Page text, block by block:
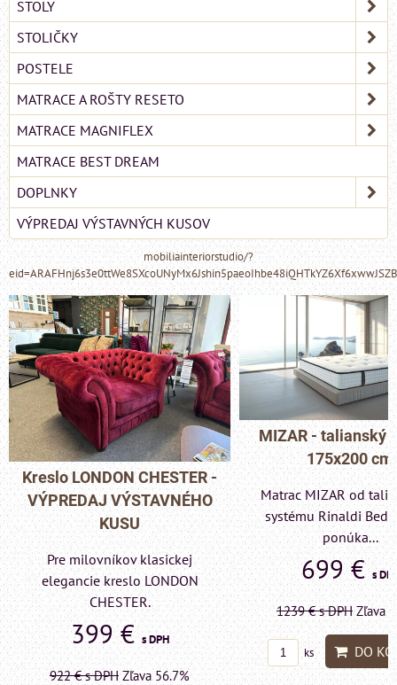
STOLY
STOLIČKY
POSTELE
MATRACE A ROŠTY RESETO
MATRACE MAGNIFLEX
MATRACE BEST DREAM
DOPLNKY
VÝPREDAJ VÝSTAVNÝCH KUSOV
mobiliainteriorstudio/?
MIZAR - talianský matrac
175x200 cm
Matrac MIZAR od talianskeho
systému Rinaldi Bed System
ponúka...
699 € s DPH
1239 €s DPH Zľava 43.6%
ks DO KOŠÍKA
Pohovka LONDON
- VÝPREDAJ
KUSU
Pre milovníkov
elegancie kreslo a
LONDON
599 €s
1415 €s DPH Zľava